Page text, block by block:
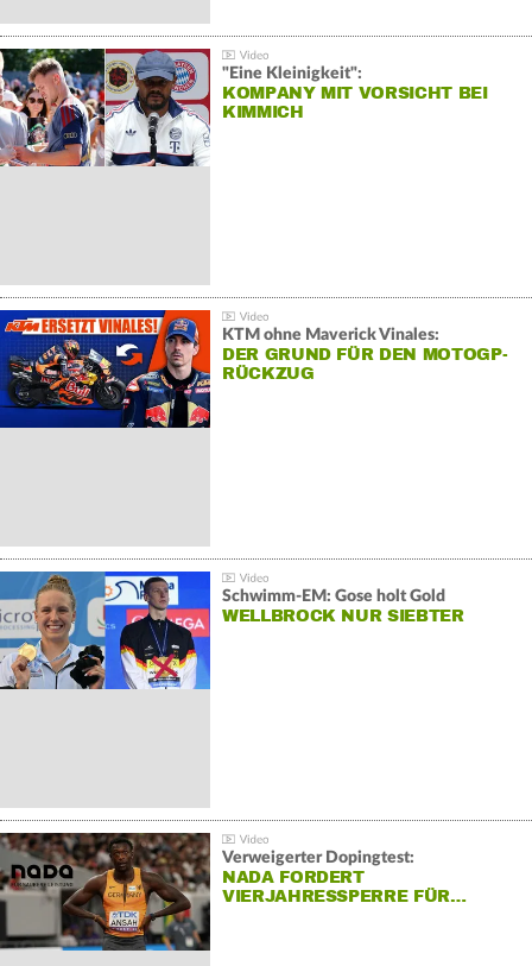
"Eine Kleinigkeit":
KOMPANY MIT VORSICHT BEI
KIMMICH
KTM ohne Maverick Vinales:
DER GRUND FÜR DEN MOTOGP-
RÜCKZUG
Schwimm-EM: Gose holt Gold
WELLBROCK NUR SIEBTER
Verweigerter Dopingtest:
NADA FORDERT
VIERJAHRESSPERRE FÜR…